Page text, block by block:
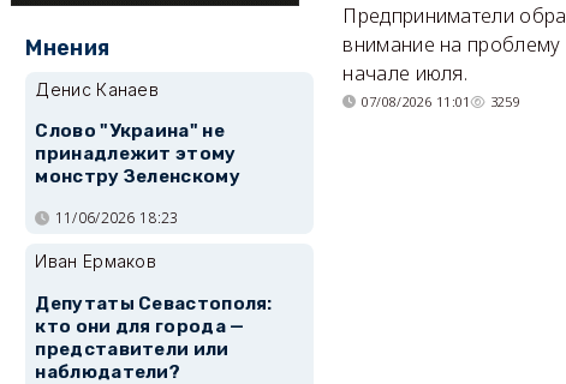
Предприниматели
внимание на
начале июля.
07/08/2026 11:01 3259
Мнения
Денис Канаев
Слово "Украина" не
принадлежит этому
монстру Зеленскому
11/06/2026 18:23
Иван Ермаков
Депутаты Севастополя:
кто они для города —
представители или
наблюдатели?